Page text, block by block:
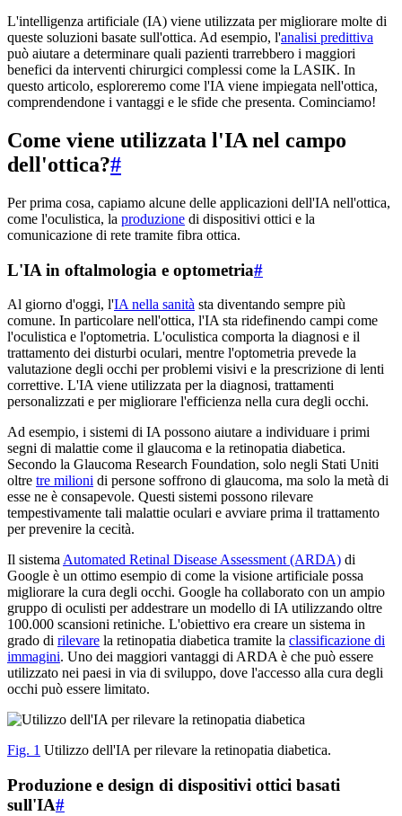
L'intelligenza artificiale (IA) viene utilizzata per migliorare molte di
queste soluzioni basate sull'ottica. Ad esempio, l'analisi predittiva
può aiutare a determinare quali pazienti trarrebbero i maggiori
benefici da interventi chirurgici complessi come la LASIK. In
questo articolo, esploreremo come l'IA viene impiegata nell'ottica,
comprendendone i vantaggi e le sfide che presenta. Cominciamo!
Come viene utilizzata l'IA nel campo
dell'ottica?#
Per prima cosa, capiamo alcune delle applicazioni dell'IA nell'ottica,
come l'oculistica, la produzione di dispositivi ottici e la
comunicazione di rete tramite fibra ottica.
L'IA in oftalmologia e optometria#
Al giorno d'oggi, l'IA nella sanità sta diventando sempre più
comune. In particolare nell'ottica, l'IA sta ridefinendo campi come
l'oculistica e l'optometria. L'oculistica comporta la diagnosi e il
trattamento dei disturbi oculari, mentre l'optometria prevede la
valutazione degli occhi per problemi visivi e la prescrizione di lenti
correttive. L'IA viene utilizzata per la diagnosi, trattamenti
personalizzati e per migliorare l'efficienza nella cura degli occhi.
Ad esempio, i sistemi di IA possono aiutare a individuare i primi
segni di malattie come il glaucoma e la retinopatia diabetica.
Secondo la Glaucoma Research Foundation, solo negli Stati Uniti
oltre tre milioni di persone soffrono di glaucoma, ma solo la metà di
esse ne è consapevole. Questi sistemi possono rilevare
tempestivamente tali malattie oculari e avviare prima il trattamento
per prevenire la cecità.
Il sistema Automated Retinal Disease Assessment (ARDA) di
Google è un ottimo esempio di come la visione artificiale possa
migliorare la cura degli occhi. Google ha collaborato con un ampio
gruppo di oculisti per addestrare un modello di IA utilizzando oltre
100.000 scansioni retiniche. L'obiettivo era creare un sistema in
grado di rilevare la retinopatia diabetica tramite la classificazione di
immagini. Uno dei maggiori vantaggi di ARDA è che può essere
utilizzato nei paesi in via di sviluppo, dove l'accesso alla cura degli
occhi può essere limitato.
Fig. 1 Utilizzo dell'IA per rilevare la retinopatia diabetica.
Produzione e design di dispositivi ottici basati
sull'IA#